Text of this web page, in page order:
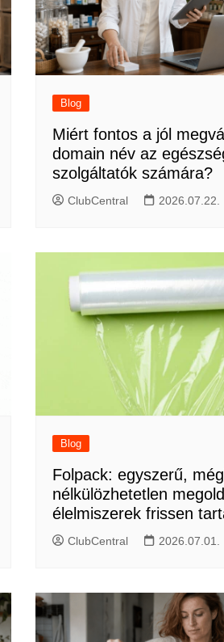
Blog
Miért fontos a jól
domain név az
szolgáltatók számára?
ClubCentral 2026.07.22.
Blog
Folpack: egyszerű,
nélkülözhetetlen
élelmiszerek frissen
ClubCentral 2026.07.01.